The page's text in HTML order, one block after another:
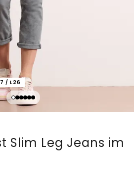
/ L26
Slim Leg Jeans im